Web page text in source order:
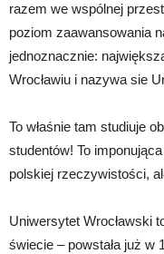
razem we wspólnej
poziom zaawansowania
jednoznacznie:
Wrocławiu i nazywa sie
To właśnie tam studiuje
studentów! To
polskiej rzeczywistości,
Uniwersytet Wrocławski
świecie – powstała już w